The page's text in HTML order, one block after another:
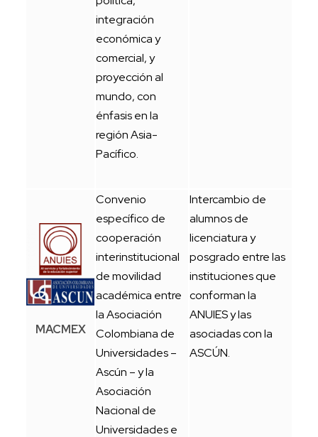
integración
económica y
comercial, y
proyección al
mundo, con
énfasis en la
región Asia-
Pacífico.
MACMEX
Convenio
específico de
cooperación
interinstitucional
de movilidad
académica entre
la Asociación
Colombiana de
Universidades –
Ascún – y la
Asociación
Nacional de
Universidades e
Intercambio de
alumnos de
licenciatura y
posgrado entre las
instituciones que
conforman la
ANUIES y las
asociadas con la
ASCÚN.